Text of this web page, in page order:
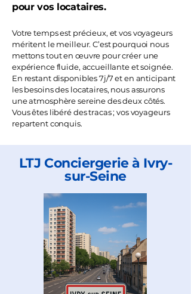
pour vos locataires.
Votre temps est précieux, et vos voyageurs
méritent le meilleur. C’est pourquoi nous
mettons tout en œuvre pour créer une
expérience fluide, accueillante et soignée.
En restant disponibles 7j/7 et en anticipant
les besoins des locataires, nous assurons
une atmosphère sereine des deux côtés.
Vous êtes libéré des tracas ; vos voyageurs
repartent conquis.
LTJ Conciergerie à Ivry-
sur-Seine